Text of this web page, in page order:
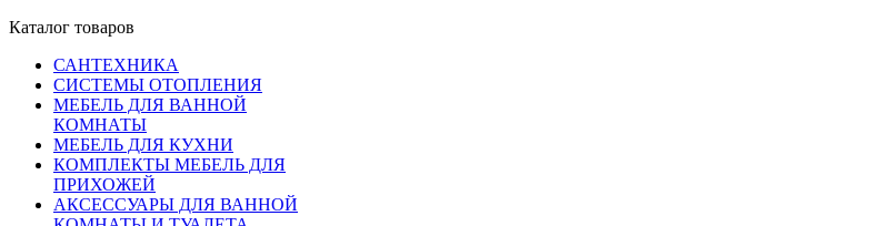
Каталог товаров
САНТЕХНИКА
СИСТЕМЫ ОТОПЛЕНИЯ
МЕБЕЛЬ ДЛЯ ВАННОЙ
КОМНАТЫ
МЕБЕЛЬ ДЛЯ КУХНИ
КОМПЛЕКТЫ МЕБЕЛЬ ДЛЯ
ПРИХОЖЕЙ
АКСЕССУАРЫ ДЛЯ ВАННОЙ